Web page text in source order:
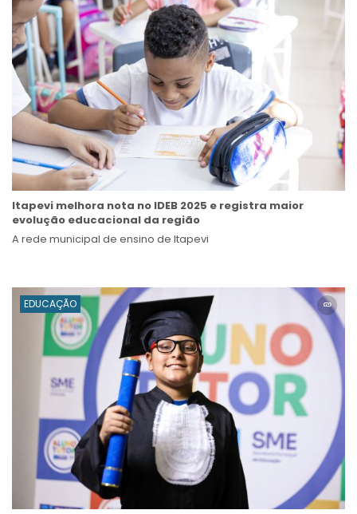
Itapevi melhora nota no IDEB 2025 e registra maior
evolução educacional da região
A rede municipal de ensino de Itapevi
EDUCAÇÃO